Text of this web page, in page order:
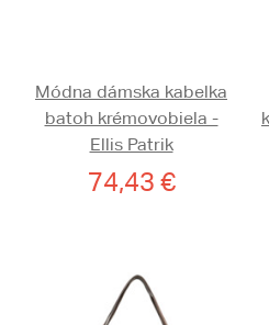
Módna dámska kabelka
batoh krémovobiela -
Ellis Patrik
74,43 €